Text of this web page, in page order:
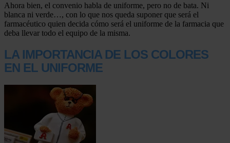
Ahora bien, el convenio habla de uniforme, pero no de bata. Ni
blanca ni verde…, con lo que nos queda suponer que será el
farmacéutico quien decida cómo será el uniforme de la farmacia que
deba llevar todo el equipo de la misma.
LA IMPORTANCIA DE LOS COLORES
EN EL UNIFORME